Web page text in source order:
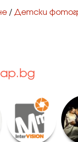
/ Детски